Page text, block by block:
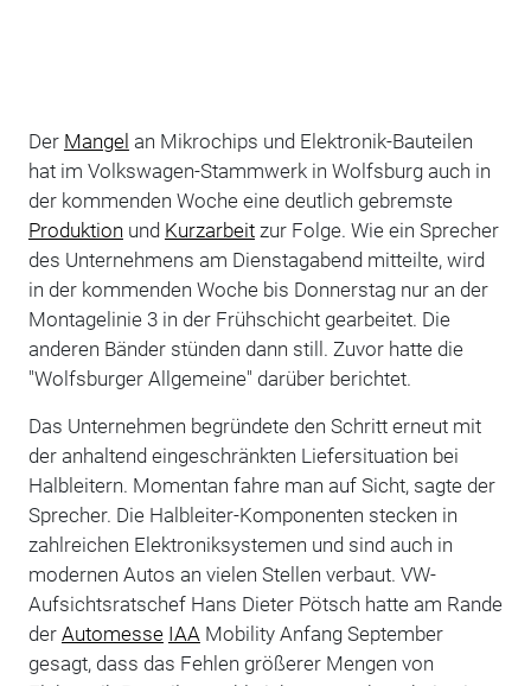
Der Mangel an Mikrochips und Elektronik-Bauteilen
hat im Volkswagen-Stammwerk in Wolfsburg auch in
der kommenden Woche eine deutlich gebremste
Produktion und Kurzarbeitzur Folge. Wie ein Sprecher
des Unternehmens am Dienstagabend mitteilte, wird
in der kommenden Woche bis Donnerstag nur an der
Montagelinie 3 in der Frühschicht gearbeitet. Die
anderen Bänder stünden dann still. Zuvor hatte die
"Wolfsburger Allgemeine" darüber berichtet.
Das Unternehmen begründete den Schritt erneut mit
der anhaltend eingeschränkten Liefersituation bei
Halbleitern. Momentan fahre man auf Sicht, sagte der
Sprecher. Die Halbleiter-Komponenten stecken in
zahlreichen Elektroniksystemen und sind auch in
modernen Autos an vielen Stellen verbaut. VW-
Aufsichtsratschef Hans Dieter Pötsch hatte am Rande
der Automesse IAA Mobility Anfang September
gesagt, dass das Fehlen größerer Mengen von